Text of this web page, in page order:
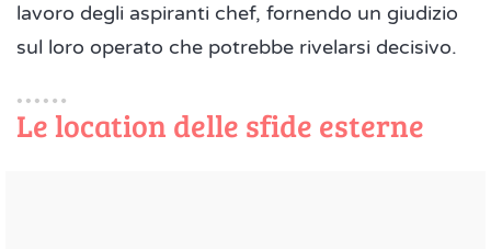
lavoro degli aspiranti chef, fornendo un giudizio
sul loro operato che potrebbe rivelarsi decisivo.
Le location delle sfide esterne